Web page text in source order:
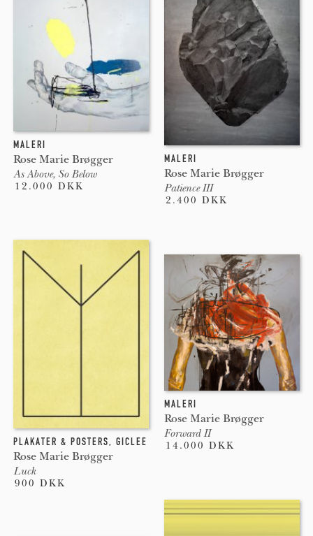
MALERI
Rose Marie Brøgger
As Above, So Below
12.000 DKK
MALERI
Rose Marie Brøgger
Patience III
2.400 DKK
PLAKATER & POSTERS, GICLEE
Rose Marie Brøgger
Luck
900 DKK
MALERI
Rose Marie Brøgger
Forward II
14.000 DKK